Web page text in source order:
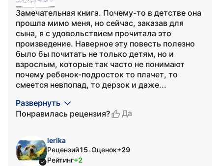
Замечательная книга. Почему-то в детстве она
прошла мимо меня, но сейчас, заказав для
сына, я с удовольствием прочитала это
произведение. Наверное эту повесть полезно
было бы почитать не только детям, но и
взрослым, которые так часто не понимают
почему ребенок-подросток то плачет, то
смеется невпопад, то дерзок и даже...
Развернуть
Понравилась рецензия?
Да
lerika
Рецензий15•Оценок+29
Рейтинг+2